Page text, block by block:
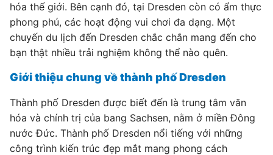
hóa thế giới. Bên cạnh đó, tại Dresden còn có ẩm thực
phong phú, các hoạt động vui chơi đa dạng. Một
chuyến du lịch đến Dresden chắc chắn mang đến cho
bạn thật nhiều trải nghiệm không thể nào quên.
Giới thiệu chung về thành phố Dresden
Thành phố Dresden được biết đến là trung tâm văn
hóa và chính trị của bang Sachsen, nằm ở miền Đông
nước Đức. Thành phố Dresden nổi tiếng với những
công trình kiến trúc đẹp mắt mang phong cách